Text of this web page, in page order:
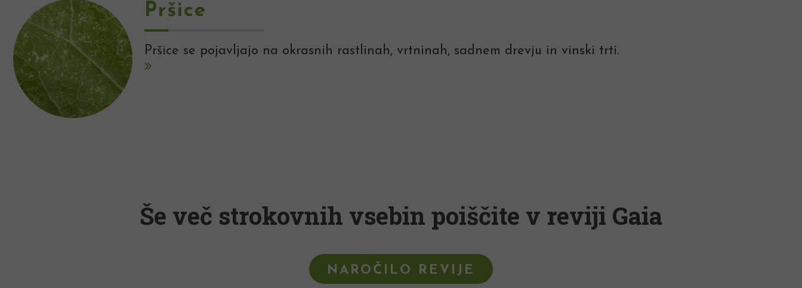
Pršice
Pršice se pojavljajo na okrasnih rastlinah, vrtninah, sadnem drevju in vinski trti.
Še več strokovnih vsebin poiščite v reviji Gaia
NAROČILO REVIJE